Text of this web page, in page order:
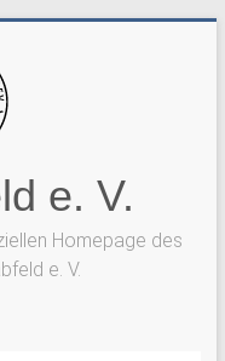
e. V.
Homepage des
e. V.